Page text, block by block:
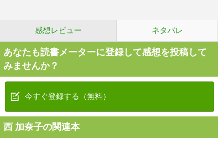
感想レビュー ネタバレ
あなたも読書メーターに登録して感想を投稿して
みませんか？
今すぐ登録する（無料）
西 加奈子の関連本